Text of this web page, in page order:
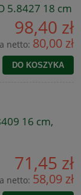
5.8427 18 cm
98,40 zł
netto: 80,00 zł
DO KOSZYKA
16 cm,
71,45 zł
netto: 58,09 zł